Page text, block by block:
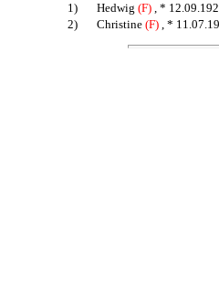
1) Hedwig (F) , *
2)
Christine (F) , *